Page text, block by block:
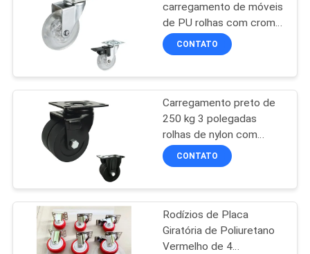
carregamento de móveis
de PU rolhas com cromo
revestido bracket
CONTATO
Carregamento preto de
250 kg 3 polegadas
rolhas de nylon com
rolamento simples
CONTATO
Rodízios de Placa
Giratória de Poliuretano
Vermelho de 4